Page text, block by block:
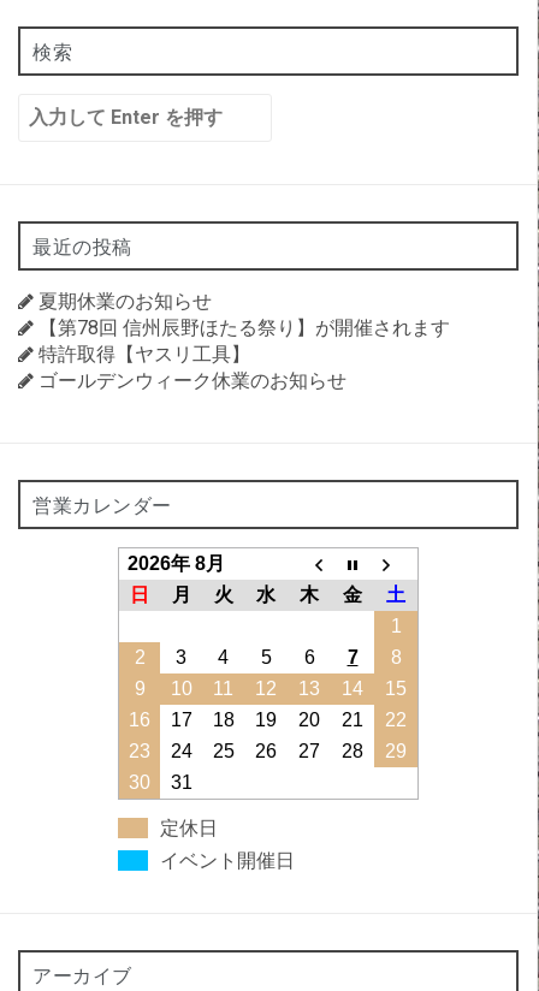
ゲ
ー
シ
ョ
検索
検
索:
最近の投稿
夏期休業のお知らせ
【第78回 信州辰野ほたる祭り】が開催されます
特許取得【ヤスリ工具】
ゴールデンウィーク休業のお知らせ
営業カレンダー
2026年 8月
日
月 火 水 木 金
土
1
2
3 4 5 6 7
8
9
10 11 12 13 14
15
16
17 18 19 20 21
22
23
24 25 26 27 28
29
30
31
定休日
イベント開催日
アーカイブ